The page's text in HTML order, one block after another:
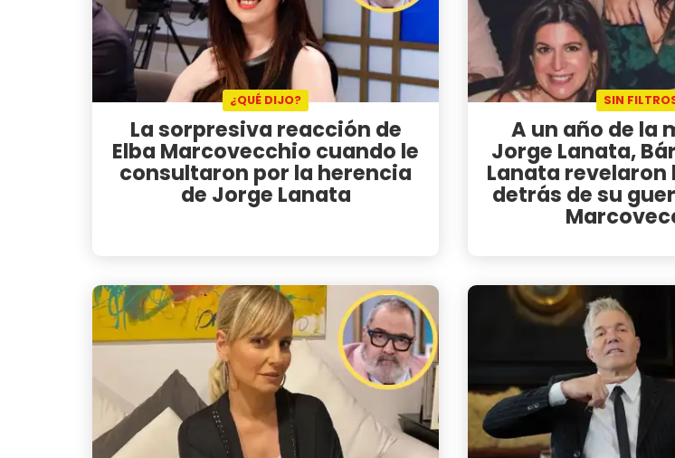
¿QUÉ DIJO?
La sorpresiva reacción de
Elba Marcovecchio cuando le
consultaron por la herencia
de Jorge Lanata
SIN
A un año de la
Jorge Lanata,
Lanata
detrás de su